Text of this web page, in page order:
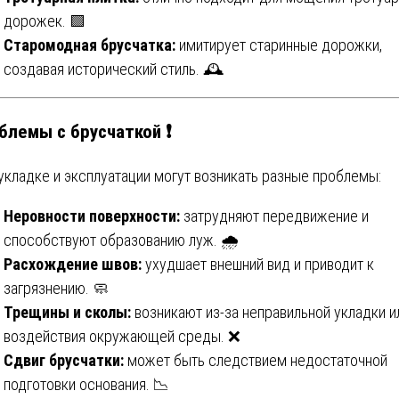
дорожек. 🟩
Старомодная брусчатка: имитирует старинные дорожки,
создавая исторический стиль. 🕰️
с брусчаткой ❗
и эксплуатации могут возникать разные проблемы:
Неровности поверхности: затрудняют передвижение и
способствуют образованию луж. 🌧️
Расхождение швов:ухудшает внешний вид и приводит к
загрязнению. 🧼
Трещины и сколы: возникают из-за неправильной укладки
воздействия окружающей среды. ❌
Сдвиг брусчатки: может быть следствием недостаточной
подготовки основания. 📉